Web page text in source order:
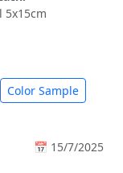
5x15cm
Color Sample
📅 15/7/2025